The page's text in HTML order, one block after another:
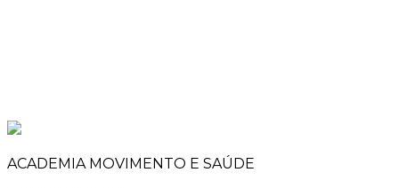
ACADEMIA MOVIMENTO E SAÚDE